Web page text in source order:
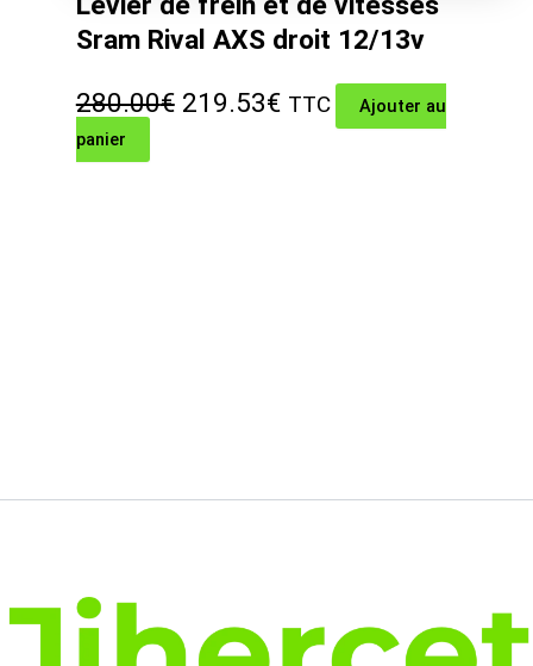
Sram Rival AXS droit 12/13v
280.00€ Le
219.53€Le
TTC
Ajouter au
panier